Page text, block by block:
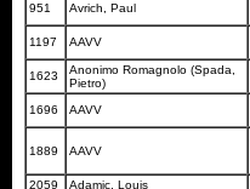
951 Avrich, Paul
1197 AAVV
1623
Anonimo Romagnolo (Spada,
Pietro)
1696 AAVV
1889 AAVV
2059 Adamic, Louis